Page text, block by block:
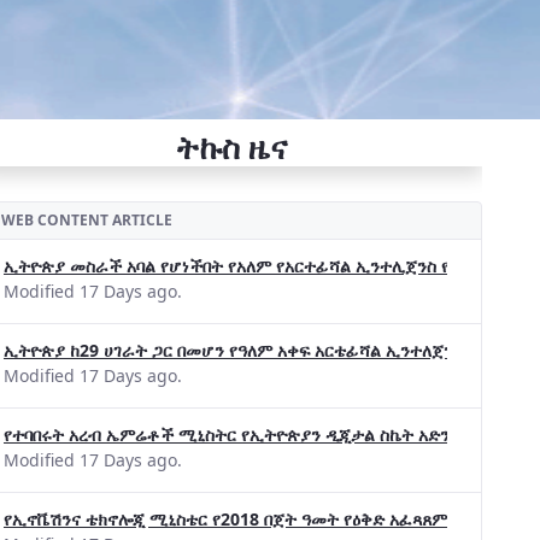
ትኩስ ዜና
WEB CONTENT ARTICLE
ኢትዮጵያ መስራች አባል የሆነችበት የአለም የአርተፊሻል ኢንተሊጀንስ የትብብር
Modified 17 Days ago.
ኢትዮጵያ ከ29 ሀገራት ጋር በመሆን የዓለም አቀፍ አርቴፊሻል ኢንተለጀንስ ትብብር
Modified 17 Days ago.
የተባበሩት አረብ ኤምሬቶች ሚኒስትር የኢትዮጵያን ዲጂታል ስኬት አድንቀዋል
Modified 17 Days ago.
የኢኖቬሽንና ቴክኖሎጂ ሚኒስቴር የ2018 በጀት ዓመት የዕቅድ አፈጻጸምና የቀጣይ